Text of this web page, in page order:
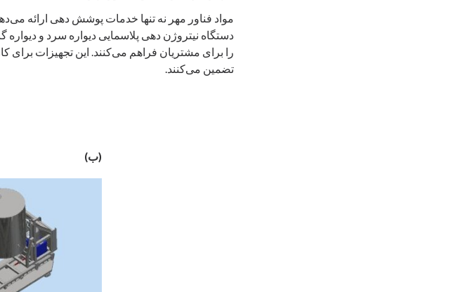
مواد فناور مهر نه تنها خدمات پوشش ‌دهی ارائه
دستگاه نیتروژن ‌دهی پلاسمایی دیواره سرد و
را برای مشتریان فراهم می‌کنند. این تجهیزات
تضمین می‌کنند.
(ب)